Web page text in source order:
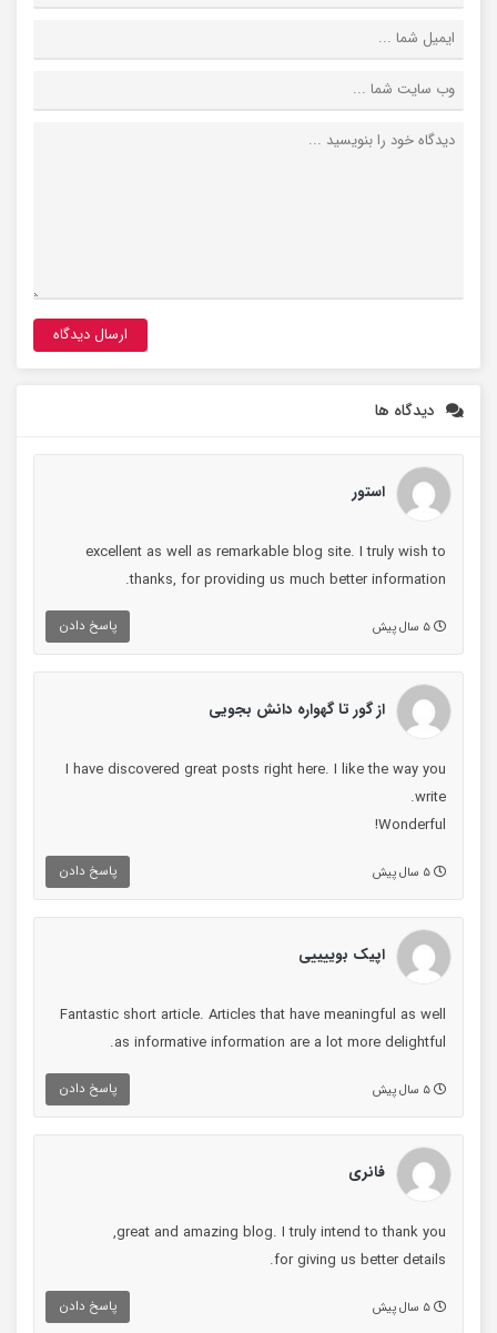
دیدگاه ها
استور
excellent as well as remarkable blog site. I truly wish to
thanks, for providing us much better information.
پاسخ دادن
از گور تا گهواره دانش بجویی
I have discovered great posts right here. I like the way you
write.
Wonderful!
پاسخ دادن
اپیک بوییییی
Fantastic short article. Articles that have meaningful as well
as informative information are a lot more delightful.
پاسخ دادن
فانری
great and amazing blog. I truly intend to thank you,
for giving us better details.
پاسخ دادن